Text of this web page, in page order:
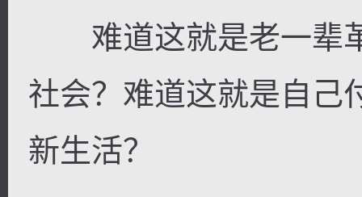
难道这就是老一辈
社会？难道这就是自己
新生活？